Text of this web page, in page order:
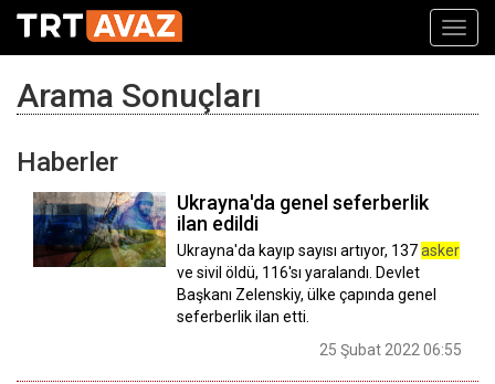
Arama Sonuçları
Haberler
Ukrayna'da genel seferberlik
ilan edildi
Ukrayna'da kayıp sayısı artıyor, 137asker
ve sivil öldü, 116'sı yaralandı. Devlet
Başkanı Zelenskiy, ülke çapında genel
seferberlik ilan etti.
25 Şubat 2022 06:55